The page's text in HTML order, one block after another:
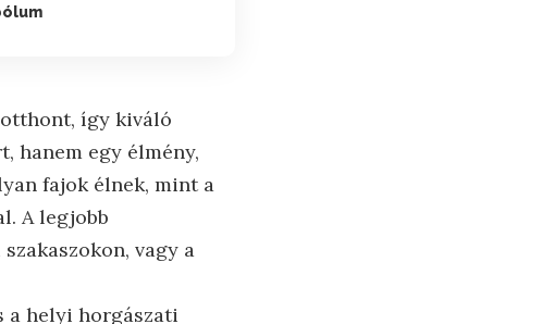
így kiváló
hanem egy élmény,
fajok élnek, mint a
A legjobb
vagy a
a helyi horgászati